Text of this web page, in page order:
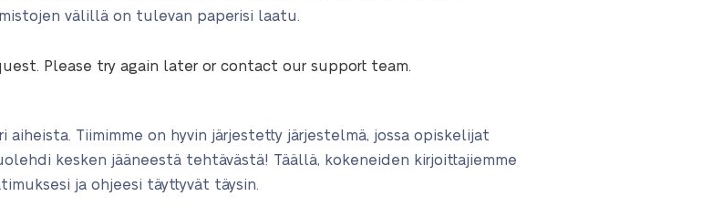
välillä on tulevan paperisi laatu.
Please try again later or contact our support team.
aiheista. Tiimimme on hyvin järjestetty järjestelmä, jossa opiskelijat
kesken jääneestä tehtävästä! Täällä, kokeneiden kirjoittajiemme
ja ohjeesi täyttyvät täysin.